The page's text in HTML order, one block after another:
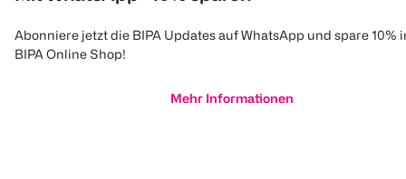
Abonniere jetzt die BIPA Updates auf WhatsApp und spare 10%
BIPA Online Shop!
Mehr Informationen